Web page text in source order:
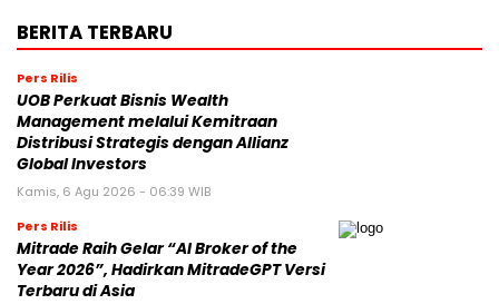
BERITA TERBARU
Pers Rilis
UOB Perkuat Bisnis Wealth
Management melalui Kemitraan
Distribusi Strategis dengan Allianz
Global Investors
Kamis, 6 Agu 2026 - 06:39 WIB
Pers Rilis
Mitrade Raih Gelar “AI Broker of the
Year 2026”, Hadirkan MitradeGPT Versi
Terbaru di Asia